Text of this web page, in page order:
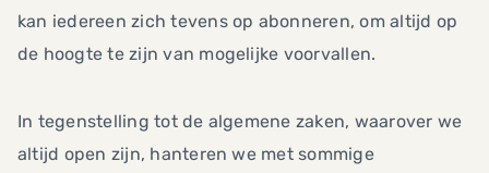
kan iedereen zich tevens op abonneren, om altijd op
de hoogte te zijn van mogelijke voorvallen.
In tegenstelling tot de algemene zaken, waarover we
altijd open zijn, hanteren we met sommige